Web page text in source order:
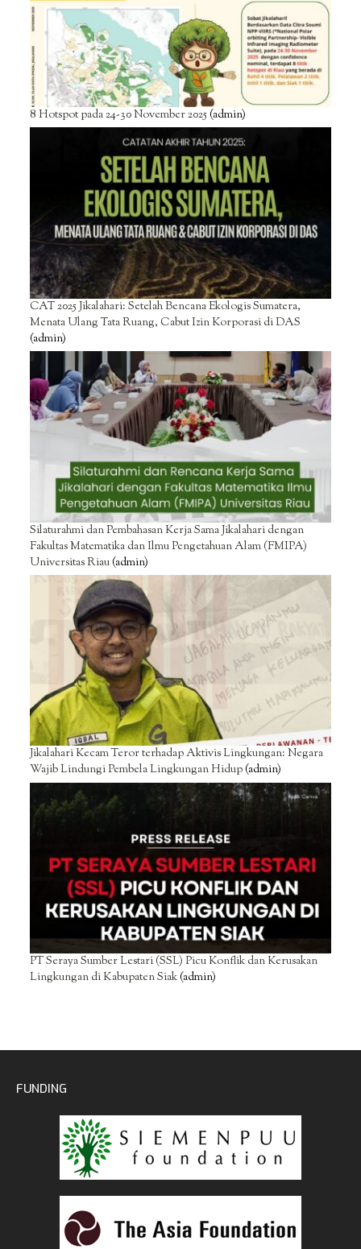
8 Hotspot pada 24-30 November 2025(admin)
CAT 2025 Jikalahari: Setelah Bencana Ekologis Sumatera,
Menata Ulang Tata Ruang, Cabut Izin Korporasi di DAS
(admin)
Silaturahmi dan Pembahasan Kerja Sama Jikalahari dengan
Fakultas Matematika dan Ilmu Pengetahuan Alam (FMIPA)
Universitas Riau(admin)
Jikalahari Kecam Teror terhadap Aktivis Lingkungan: Negara
Wajib Lindungi Pembela Lingkungan Hidup(admin)
PT Seraya Sumber Lestari (SSL) Picu Konflik dan Kerusakan
Lingkungan di Kabupaten Siak(admin)
FUNDING